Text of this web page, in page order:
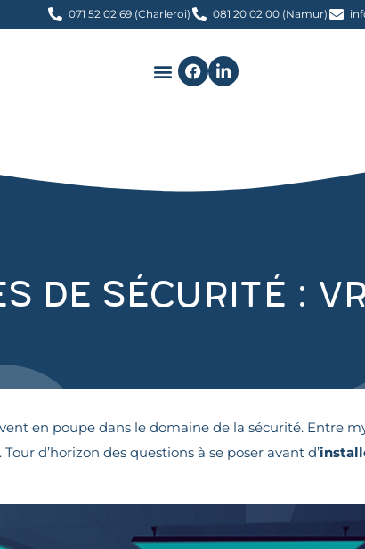
071 52 02 69 (Charleroi) 081 20 02 00 (Namur)
de sécurité :
en poupe dans le domaine de la sécurité. Entre
d’horizon des questions à se poser avant d’